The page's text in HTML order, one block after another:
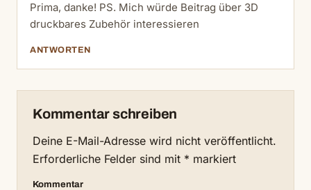
Prima, danke! PS. Mich würde Beitrag über 3D
druckbares Zubehör interessieren
ANTWORTEN
Kommentar schreiben
Deine E-Mail-Adresse wird nicht veröffentlicht.
Erforderliche Felder sind mit * markiert
Kommentar